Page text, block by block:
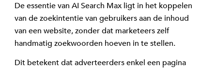
De essentie van AI Search Max ligt in het koppelen
van de zoekintentie van gebruikers aan de inhoud
van een website, zonder dat marketeers zelf
handmatig zoekwoorden hoeven in te stellen.
Dit betekent dat adverteerders enkel een pagina